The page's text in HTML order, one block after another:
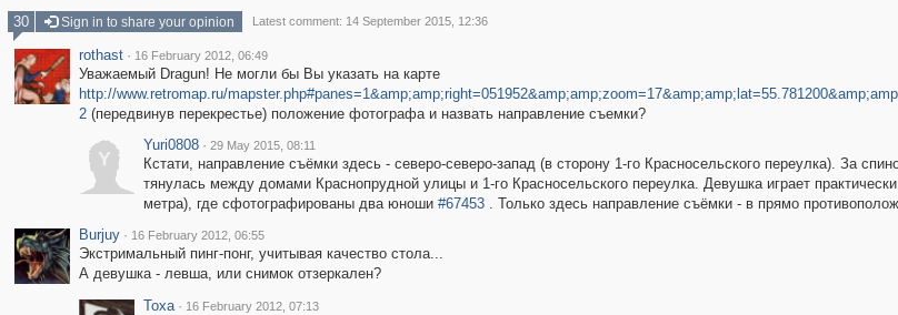
30 Sign in to share your opinion Latest comment: 14 September 2015, 12:36
rothast · 16 February 2012, 06:49
Уважаемый Dragun! Не могли бы Вы указать на карте
http://www.retromap.ru/
2(передвинув перекрестье) положение фотографа и назвать направление съемки?
Y
Yuri0808 · 29 May 2015, 08:11
Кстати, направление съёмки здесь - северо-северо-запад (в сторону 1-го Красносельского переулка). За
тянулась между домами Краснопрудной улицы и 1-го Красносельского переулка. Девушка играет
метра), где сфотографированы два юноши #67453. Только здесь направление съёмки - в прямо
Burjuy · 16 February 2012, 06:55
Экстримальный пинг-понг, учитывая качество стола...
А девушка - левша, или снимок отзеркален?
Toxa · 16 February 2012, 07:13